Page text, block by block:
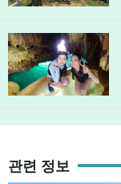
관련 정보